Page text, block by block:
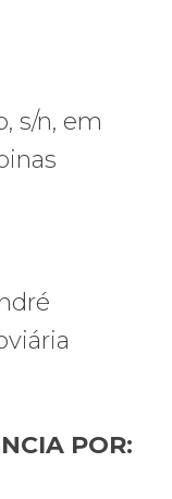
s/n, em
POR: